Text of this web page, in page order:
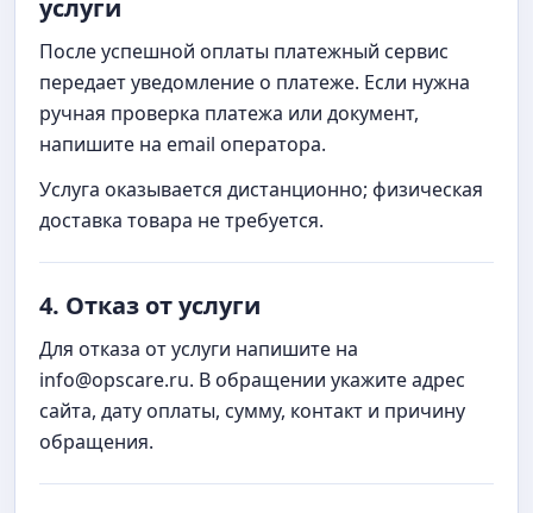
услуги
После успешной оплаты платежный сервис
передает уведомление о платеже. Если нужна
ручная проверка платежа или документ,
напишите на email оператора.
Услуга оказывается дистанционно; физическая
доставка товара не требуется.
4. Отказ от услуги
Для отказа от услуги напишите на
info@opscare.ru. В обращении укажите адрес
сайта, дату оплаты, сумму, контакт и причину
обращения.